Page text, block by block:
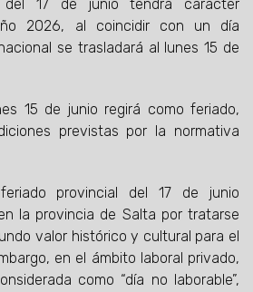
del 17 de junio tendrá carácter
2026, al coincidir con un día
se trasladará al lunes 15 de
15 de junio regirá como feriado,
previstas por la normativa
provincial del 17 de junio
la provincia de Salta por tratarse
valor histórico y cultural para el
en el ámbito laboral privado,
como “día no laborable”,